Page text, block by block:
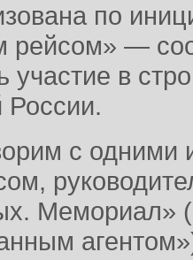
по
рейсом» —
участие в
России.
с одними
Мемориал»